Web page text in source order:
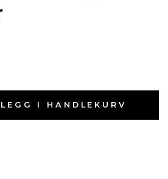
LEGG I HANDLEKURV